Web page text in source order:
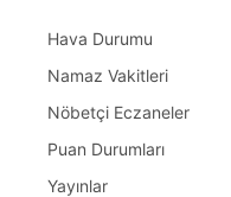
Hava Durumu
Namaz Vakitleri
Nöbetçi Eczaneler
Puan Durumları
Yayınlar